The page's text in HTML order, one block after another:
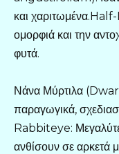
και
ομορφιά και την
φυτά.
Νάνα Μύρτιλα
παραγωγικά,
Rabbiteye:
ανθίσουν σε αρκετά